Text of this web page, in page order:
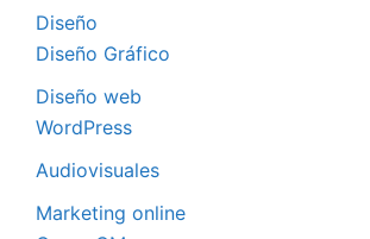
Diseño
Diseño Gráfico
Diseño web
WordPress
Audiovisuales
Marketing online